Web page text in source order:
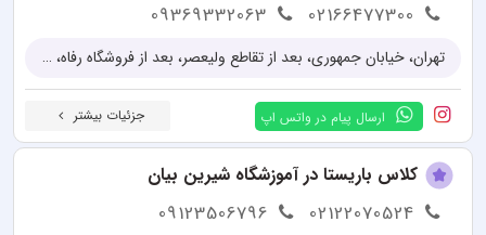
02166477300
09369332063
تهران، خیابان جمهوری، بعد از تقاطع ولیعصر، بعد از فروشگاه رفاه، ساختمان تجاری و اداری 24، طبقه 6
ارسال پیام در واتس اپ جزئیات بیشتر
کلاس باریستا در آموزشگاه شیرین بیان
02122070524
09123506796